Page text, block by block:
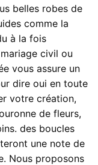
belles robes de
comme la
à la fois
civil ou
vous assure un
dire oui en toute
votre création,
de fleurs,
des boucles
une note de
Nous proposons